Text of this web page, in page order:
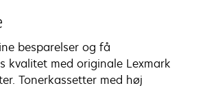
besparelser og få
kvalitet med originale Lexmark
Tonerkassetter med høj